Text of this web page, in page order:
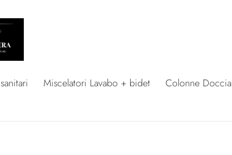
sanitari Miscelatori Lavabo + bidet Colonne Doccia